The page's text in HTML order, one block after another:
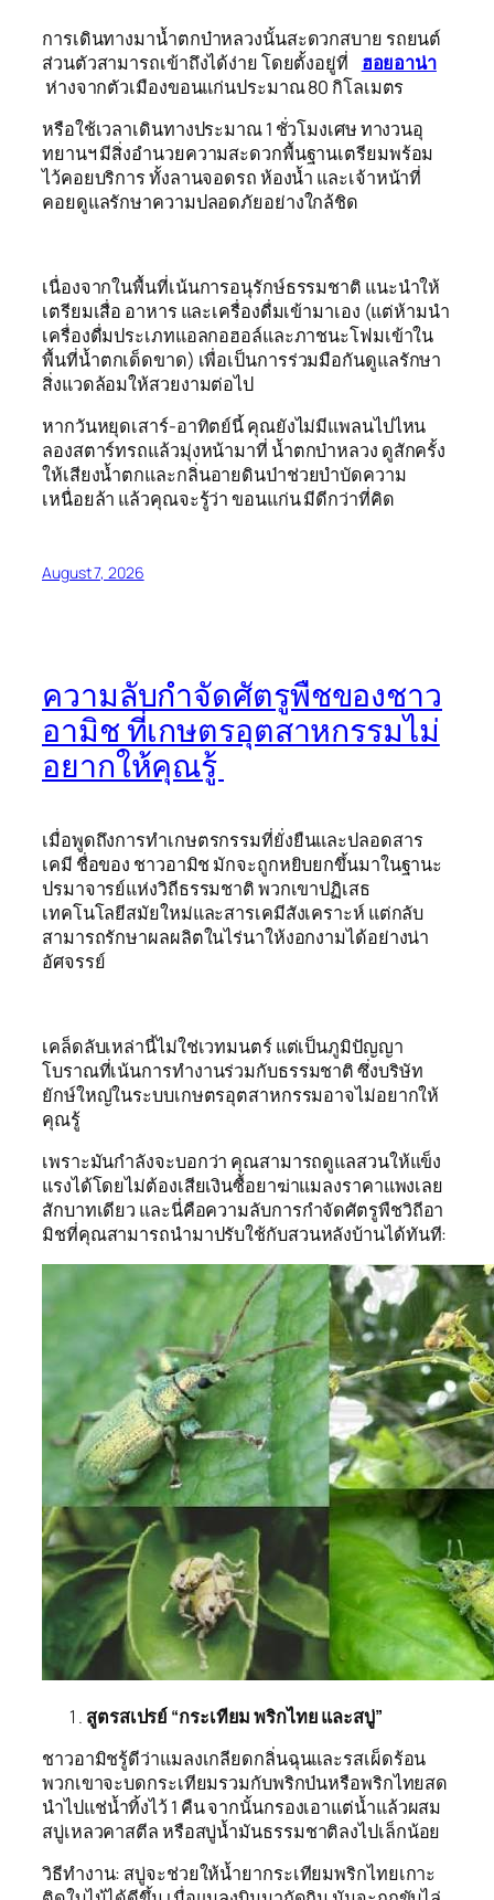
การเดินทางมาน้ำตกบ๋าหลวงนั้นสะดวกสบาย รถยนต์
ส่วนตัวสามารถเข้าถึงได้ง่าย โดยตั้งอยู่ที่ ฮอยอาน่า
ห่างจากตัวเมืองขอนแก่นประมาณ 80 กิโลเมตร
หรือใช้เวลาเดินทางประมาณ 1 ชั่วโมงเศษ ทางวนอุ
ทยานฯ มีสิ่งอำนวยความสะดวกพื้นฐานเตรียมพร้อม
ไว้คอยบริการ ทั้งลานจอดรถ ห้องน้ำ และเจ้าหน้าที่
คอยดูแลรักษาความปลอดภัยอย่างใกล้ชิด
เนื่องจากในพื้นที่เน้นการอนุรักษ์ธรรมชาติ แนะนำให้
เตรียมเสื่อ อาหาร และเครื่องดื่มเข้ามาเอง (แต่ห้ามนำ
เครื่องดื่มประเภทแอลกอฮอล์และภาชนะโฟมเข้าใน
พื้นที่น้ำตกเด็ดขาด) เพื่อเป็นการร่วมมือกันดูแลรักษา
สิ่งแวดล้อมให้สวยงามต่อไป
หากวันหยุดเสาร์-อาทิตย์นี้ คุณยังไม่มีแพลนไปไหน
ลองสตาร์ทรถแล้วมุ่งหน้ามาที่ น้ำตกบ๋าหลวง ดูสักครั้ง
ให้เสียงน้ำตกและกลิ่นอายดินป่าช่วยบำบัดความ
เหนื่อยล้า แล้วคุณจะรู้ว่า ขอนแก่น มีดีกว่าที่คิด
August 7, 2026
ความลับกำจัดศัตรูพืชของชาว
อามิช ที่เกษตรอุตสาหกรรมไม่
อยากให้คุณรู้
เมื่อพูดถึงการทำเกษตรกรรมที่ยั่งยืนและปลอดสาร
เคมี ชื่อของ ชาวอามิชมักจะถูกหยิบยกขึ้นมาในฐานะ
ปรมาจารย์แห่งวิถีธรรมชาติ พวกเขาปฏิเสธ
เทคโนโลยีสมัยใหม่และสารเคมีสังเคราะห์ แต่กลับ
สามารถรักษาผลผลิตในไร่นาให้งอกงามได้อย่างน่า
อัศจรรย์
เคล็ดลับเหล่านี้ไม่ใช่เวทมนตร์ แต่เป็นภูมิปัญญา
โบราณที่เน้นการทำงานร่วมกับธรรมชาติ ซึ่งบริษัท
ยักษ์ใหญ่ในระบบเกษตรอุตสาหกรรมอาจไม่อยากให้
คุณรู้
เพราะมันกำลังจะบอกว่า คุณสามารถดูแลสวนให้แข็ง
แรงได้โดยไม่ต้องเสียเงินซื้อยาฆ่าแมลงราคาแพงเลย
สักบาทเดียว และนี่คือความลับการกำจัดศัตรูพืชวิถีอา
มิชที่คุณสามารถนำมาปรับใช้กับสวนหลังบ้านได้ทันที:
สูตรสเปรย์ “กระเทียม พริกไทย และสบู่”
ชาวอามิชรู้ดีว่าแมลงเกลียดกลิ่นฉุนและรสเผ็ดร้อน
พวกเขาจะบดกระเทียมรวมกับพริกป่นหรือพริกไทยสด
นำไปแช่น้ำทิ้งไว้ 1 คืน จากนั้นกรองเอาแต่น้ำแล้วผสม
สบู่เหลวคาสตีลหรือสบู่น้ำมันธรรมชาติลงไปเล็กน้อย
วิธีทำงาน: สบู่จะช่วยให้น้ำยากระเทียมพริกไทยเกาะ